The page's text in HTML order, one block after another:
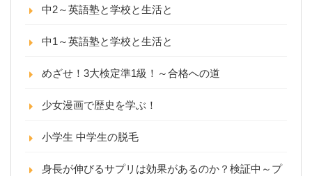
中2～英語塾と学校と生活と
中1～英語塾と学校と生活と
めざせ！3大検定準1級！～合格への道
少女漫画で歴史を学ぶ！
小学生 中学生の脱毛
身長が伸びるサプリは効果があるのか？検証中～プ